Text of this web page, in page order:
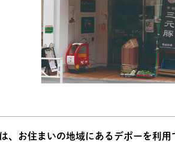
、お住まいの地域にあるデポーを利用